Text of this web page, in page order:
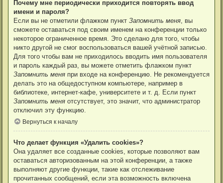
Почему мне периодически приходится повторять ввод
имени и пароля?
Если вы не отметили флажком пункт Запомнить меня , вы
сможете оставаться под своим именем на конференции только
некоторое ограниченное время. Это сделано для того, чтобы
никто другой не смог воспользоваться вашей учётной записью.
Для того чтобы вам не приходилось вводить имя пользователя
и пароль каждый раз, вы можете отметить флажком пункт
Запомнить меня при входе на конференцию. Не рекомендуется
делать это на общедоступном компьютере, например в
библиотеке, интернет-кафе, университете и т. д. Если пункт
Запомнить меня отсутствует, это значит, что администратор
отключил эту функцию.
Вернуться к началу
Что делает функция «Удалить cookies»?
Она удаляет все созданные cookies, которые позволяют вам
оставаться авторизованным на этой конференции, а также
выполняют другие функции, такие как отслеживание
прочитанных сообщений, если эта возможность включена